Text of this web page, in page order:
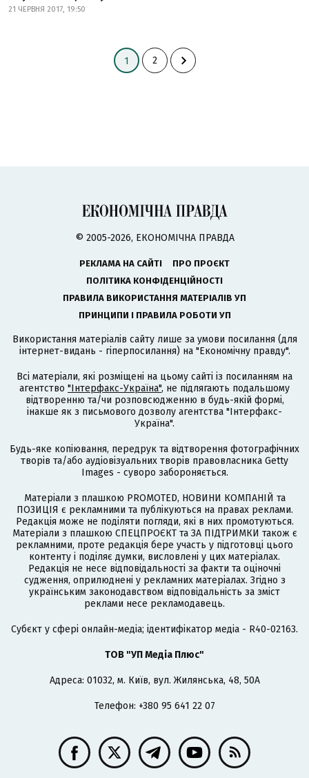
21 ЧЕРВНЯ 2017, 19:50
1 2
© 2005-2026, ЕКОНОМІЧНА ПРАВДА
РЕКЛАМА НА САЙТІ
ПРО ПРОЄКТ
ПОЛІТИКА КОНФІДЕНЦІЙНОСТІ
ПРАВИЛА ВИКОРИСТАННЯ МАТЕРІАЛІВ УП
ПРИНЦИПИ І ПРАВИЛА РОБОТИ УП
Використання матеріалів сайту лише за умови посилання (для
інтернет-видань - гіперпосилання) на "Економічну правду".
Всі матеріали, які розміщені на цьому сайті із посиланням на
агентство "Інтерфакс-Україна", не підлягають подальшому
відтворенню та/чи розповсюдженню в будь-якій формі,
інакше як з письмового дозволу агентства "Інтерфакс-
Україна".
Будь-яке копіювання, передрук та відтворення фотографічних
творів та/або аудіовізуальних творів правовласника Getty
Images - суворо забороняється.
Матеріали з плашкою PROMOTED, НОВИНИ КОМПАНІЙ та
ПОЗИЦІЯ є рекламними та публікуються на правах реклами.
Редакція може не поділяти погляди, які в них промотуються.
Матеріали з плашкою СПЕЦПРОЄКТ та ЗА ПІДТРИМКИ також є
рекламними, проте редакція бере участь у підготовці цього
контенту і поділяє думки, висловлені у цих матеріалах.
Редакція не несе відповідальності за факти та оціночні
судження, оприлюднені у рекламних матеріалах. Згідно з
українським законодавством відповідальність за зміст
реклами несе рекламодавець.
Cубєкт у сфері онлайн-медіа; ідентифікатор медіа - R40-02163.
ТОВ "УП Медіа Плюс"
Адреса: 01032, м. Київ, вул. Жилянська, 48, 50А
Телефон: +380 95 641 22 07